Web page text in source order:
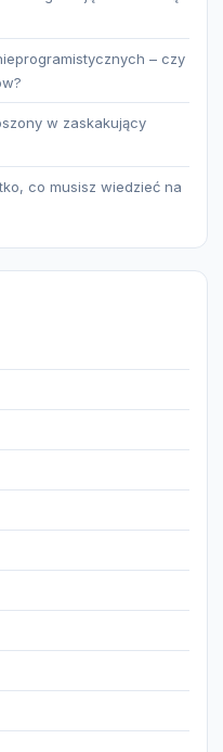
– czy
w zaskakujący
co musisz wiedzieć na